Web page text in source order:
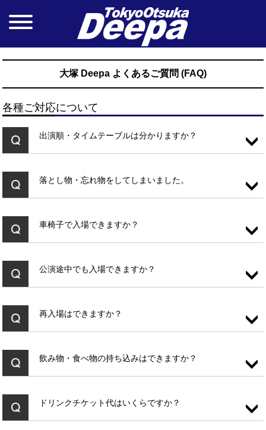
大塚 Deepa よくあるご質問 (FAQ)
各種ご対応について
出演順・タイムテーブルは分かりますか？
落とし物・忘れ物をしてしまいました。
車椅子で入場できますか？
公演途中でも入場できますか？
再入場はできますか？
飲み物・食べ物の持ち込みはできますか？
ドリンクチケット代はいくらですか？